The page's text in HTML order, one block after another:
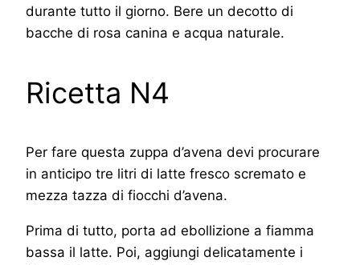
durante tutto il giorno. Bere un decotto di
bacche di rosa canina e acqua naturale.
Ricetta N4
Per fare questa zuppa d’avena devi procurare
in anticipo tre litri di latte fresco scremato e
mezza tazza di fiocchi d’avena.
Prima di tutto, porta ad ebollizione a fiamma
bassa il latte. Poi, aggiungi delicatamente i